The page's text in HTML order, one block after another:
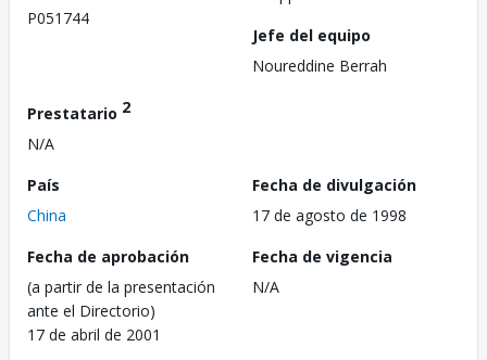
P051744
Jefe del equipo
Noureddine Berrah
Prestatario 2
N/A
País
China
Fecha de divulgación
17 de agosto de 1998
Fecha de aprobación
(a partir de la presentación
ante el Directorio)
17 de abril de 2001
Fecha de vigencia
N/A